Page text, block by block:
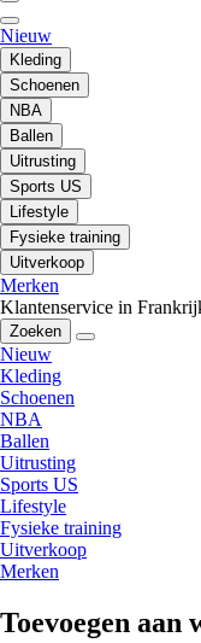
Nieuw
Kleding
Schoenen
NBA
Ballen
Uitrusting
Sports US
Lifestyle
Fysieke training
Uitverkoop
Merken
Klantenservice in
Zoeken
Nieuw
Kleding
Schoenen
NBA
Ballen
Uitrusting
Sports US
Lifestyle
Fysieke training
Uitverkoop
Merken
Toevoegen aan